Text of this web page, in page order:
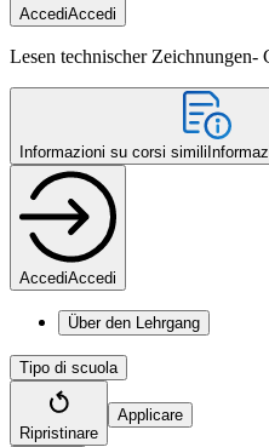
AccediAccedi
Lesen technischer Zeichnungen-
Informazioni su corsi simili
AccediAccedi
Über den Lehrgang
Tipo di scuola
Ripristinare
Applicare